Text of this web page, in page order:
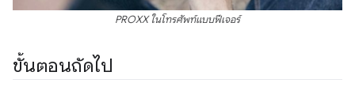
PROXX ในโทรศัพท์แบบฟีเจอร์
ขั้นตอนถัดไป